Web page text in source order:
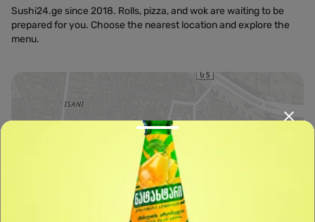
Sushi24.ge since 2018. Rolls, pizza, and wok are waiting to be
prepared for you. Choose the nearest location and explore the
menu.